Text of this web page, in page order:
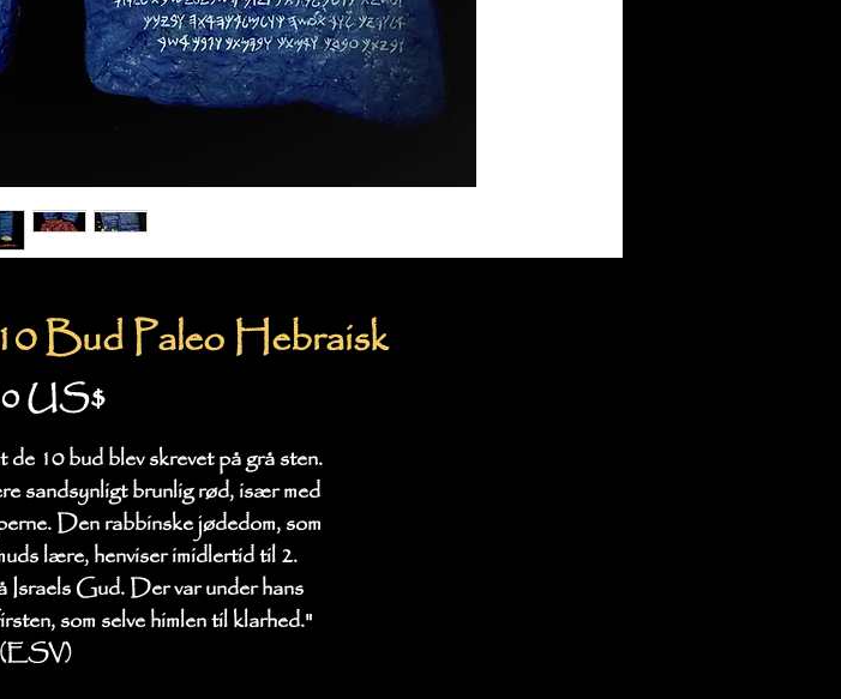
Bud Paleo Hebraisk
US$Pris
10 bud blev skrevet på grå sten.
sandsynligt brunlig rød, især med
Den rabbinske jødedom, som
lære, henviser imidlertid til 2.
Israels Gud. Der var under hans
som selve himlen til klarhed."
(ESV)